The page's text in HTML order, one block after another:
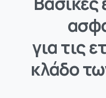
για τις
κλάδο